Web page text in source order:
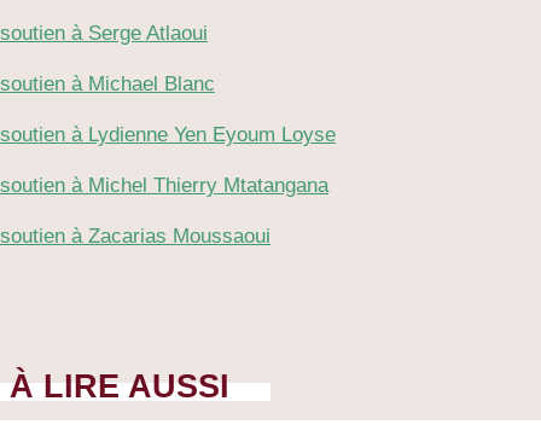
soutien à Serge Atlaoui
soutien à Michael Blanc
soutien à Lydienne Yen Eyoum Loyse
soutien à Michel Thierry Mtatangana
soutien à Zacarias Moussaoui
À LIRE AUSSI